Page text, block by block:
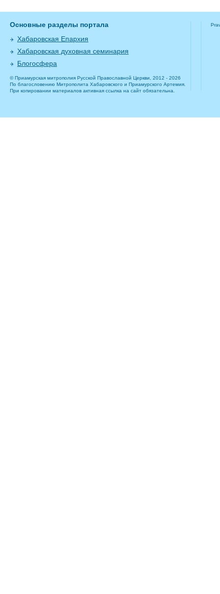
Основные разделы портала
Хабаровская Епархия
Хабаровская духовная семинария
Блогосфера
© Приамурская митрополия Русской Православной Церкви, 2012 - 2026
По благословению Митрополита Хабаровского и Приамурского Артемия.
При копировании материалов активная ссылка на сайт обязательна.